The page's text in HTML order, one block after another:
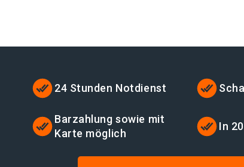
24 Stunden Notdienst
Barzahlung sowie mit
Karte möglich
In